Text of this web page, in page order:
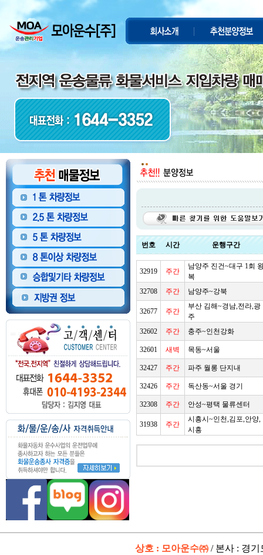
번호 시간 운행구간
32919 주간
남양주 진건~대구 1회
복
32708
주간 남양주~강북
32677 주간
부산 김해~경남,전라,광
주
32602
주간 충주~인천강화
32601 새벽 목동~서울
32427 주간 파주 월롱 단지내
32426 주간 독산동~서울 경기
32308 주간 안성~평택 물류센터
31938 주간
시흥시~인천,김포,안양,
시흥
상호 : 모아운수㈜ / 본사 : 경기